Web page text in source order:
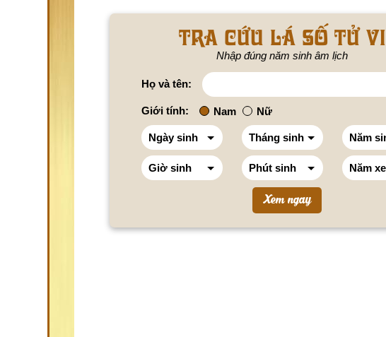
Tra cứu lá số tử vi
Nhập đúng năm sinh âm lịch
Họ và tên:
Giới tính: Nam Nữ